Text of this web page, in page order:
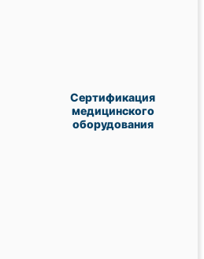
Сертификация
медицинского
оборудования